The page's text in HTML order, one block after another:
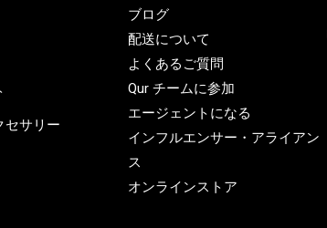
セサリー
ブログ
配送について
よくあるご質問
Qur チームに参加
エージェントになる
インフルエンサー・アライアン
ス
オンラインストア